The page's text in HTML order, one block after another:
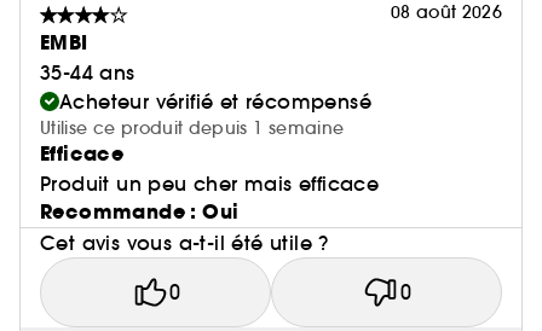
08 août 2026
EMBI
35-44 ans
Acheteur vérifié et récompensé
Utilise ce produit depuis 1 semaine
Efficace
Produit un peu cher mais efficace
Recommande : Oui
Cet avis vous a-t-il été utile ?
0 0